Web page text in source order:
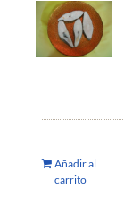
Añadir al
carrito